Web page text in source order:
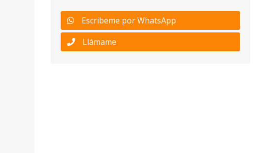
Escribeme por WhatsApp
Llámame